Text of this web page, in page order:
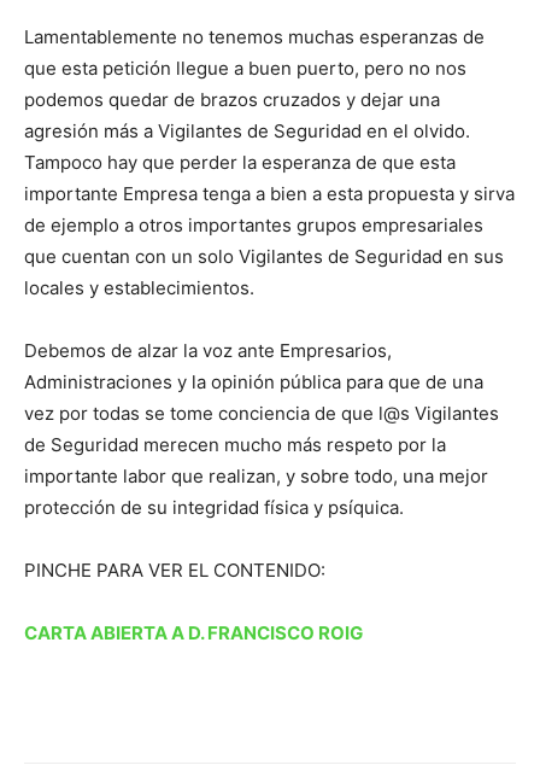
Lamentablemente no tenemos muchas esperanzas de
que esta petición llegue a buen puerto, pero no nos
podemos quedar de brazos cruzados y dejar una
agresión más a Vigilantes de Seguridad en el olvido.
Tampoco hay que perder la esperanza de que esta
importante Empresa tenga a bien a esta propuesta y sirva
de ejemplo a otros importantes grupos empresariales
que cuentan con un solo Vigilantes de Seguridad en sus
locales y establecimientos.
Debemos de alzar la voz ante Empresarios,
Administraciones y la opinión pública para que de una
vez por todas se tome conciencia de que l@s Vigilantes
de Seguridad merecen mucho más respeto por la
importante labor que realizan, y sobre todo, una mejor
protección de su integridad física y psíquica.
PINCHE PARA VER EL CONTENIDO:
CARTA ABIERTA A D. FRANCISCO ROIG